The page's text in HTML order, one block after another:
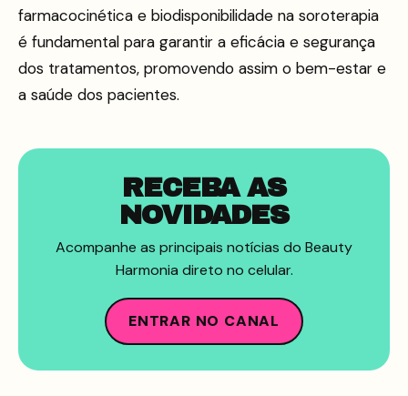
farmacocinética e biodisponibilidade na soroterapia
é fundamental para garantir a eficácia e segurança
dos tratamentos, promovendo assim o bem-estar e
a saúde dos pacientes.
RECEBA AS
NOVIDADES
Acompanhe as principais notícias do Beauty
Harmonia direto no celular.
ENTRAR NO CANAL